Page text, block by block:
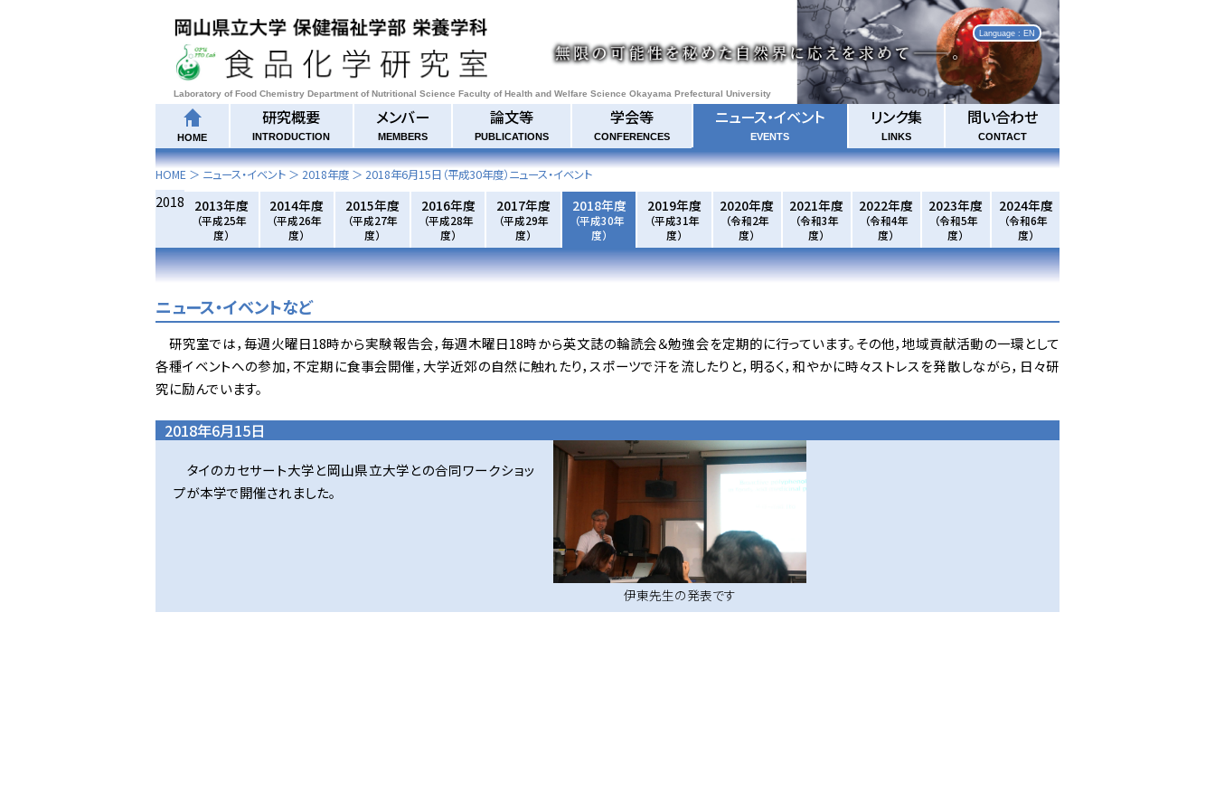
Laboratory of Food Chemistry Department of Nutritional Science Faculty of Health and Welfare Science Okayama Prefectural University
Language : EN
HOME
研究概要
INTRODUCTION
メンバー
MEMBERS
論文等
PUBLICATIONS
学会等
CONFERENCES
ニュース・イベント
EVENTS
リンク集
LINKS
問い合わせ
CONTACT
HOME ＞ ニュース・イベント ＞ 2018年度 ＞ 2018年6月15日 （平成30年度）ニュース・イベント
2018 2013年度
（平成25年
度）
2014年度
（平成26年
度）
2015年度
（平成27年
度）
2016年度
（平成28年
度）
2017年度
（平成29年
度）
2018年度
（平成30年
度）
2019年度
（平成31年
度）
2020年度
（令和2年
度）
2021年度
（令和3年
度）
2022年度
（令和4年
度）
2023年度
（令和5年
度）
2024年度
（令和6年
度）
ニュース・イベントなど
研究室では，毎週火曜日18時から実験報告会，毎週木曜日18時から英文誌の輪読会＆勉強会を定期的に行っています。その他，地域貢献活動の一環として
各種イベントへの参加，不定期に食事会開催，大学近郊の自然に触れたり，スポーツで汗を流したりと，明るく，和やかに時々ストレスを発散しながら，日々研
究に励んでいます。
2018年6月15日
タイのカセサート大学と岡山県立大学との合同ワークショッ
プが本学で開催されました。
伊東先生の発表です